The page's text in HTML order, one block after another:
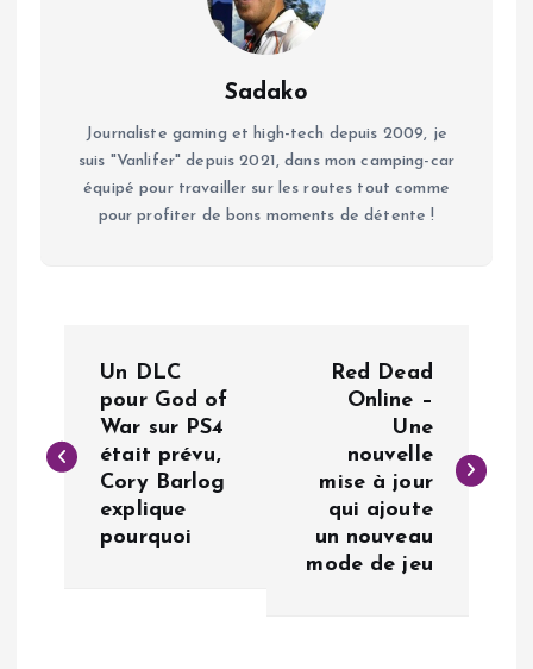
Sadako
Journaliste gaming et high-tech depuis 2009, je
suis "Vanlifer" depuis 2021, dans mon camping-car
équipé pour travailler sur les routes tout comme
pour profiter de bons moments de détente !
v
Un DLC
pour God of
War sur PS4
était prévu,
Cory Barlog
explique
pourquoi
Red Dead
Online –
Une
nouvelle
mise à jour
qui ajoute
un nouveau
mode de jeu